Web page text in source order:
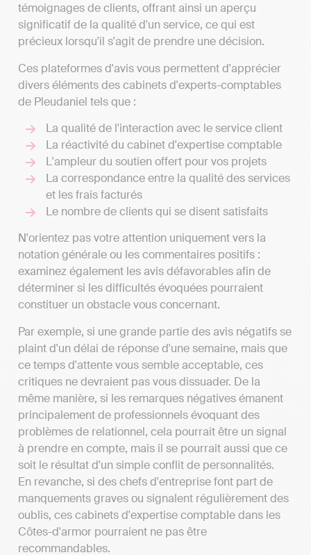
témoignages de clients, offrant ainsi un aperçu
significatif de la qualité d'un service, ce qui est
précieux lorsqu'il s'agit de prendre une décision.
Ces plateformes d'avis vous permettent d'apprécier
divers éléments des cabinets d'experts-comptables
de Pleudaniel tels que :
La qualité de l'interaction avec le service client
La réactivité du cabinet d'expertise comptable
L'ampleur du soutien offert pour vos projets
La correspondance entre la qualité des services
et les frais facturés
Le nombre de clients qui se disent satisfaits
N'orientez pas votre attention uniquement vers la
notation générale ou les commentaires positifs :
examinez également les avis défavorables afin de
déterminer si les difficultés évoquées pourraient
constituer un obstacle vous concernant.
Par exemple, si une grande partie des avis négatifs se
plaint d'un délai de réponse d'une semaine, mais que
ce temps d'attente vous semble acceptable, ces
critiques ne devraient pas vous dissuader. De la
même manière, si les remarques négatives émanent
principalement de professionnels évoquant des
problèmes de relationnel, cela pourrait être un signal
à prendre en compte, mais il se pourrait aussi que ce
soit le résultat d'un simple conflit de personnalités.
En revanche, si des chefs d'entreprise font part de
manquements graves ou signalent régulièrement des
oublis, ces cabinets d'expertise comptable dans les
Côtes-d'armor pourraient ne pas être
recommandables.